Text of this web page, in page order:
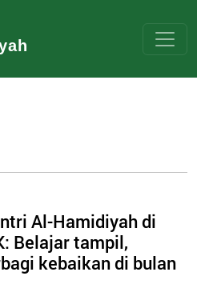
Al-Hamidiyah di
Belajar tampil,
kebaikan di bulan